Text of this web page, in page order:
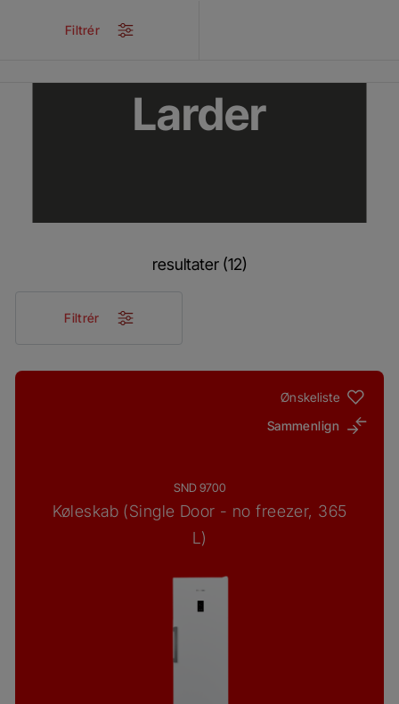
Produkter
Larder
resultater (12)
Filtrér
Ønskeliste
Sammenlign
SND 9700
Køleskab (Single Door - no freezer, 365
L)
Filtrér